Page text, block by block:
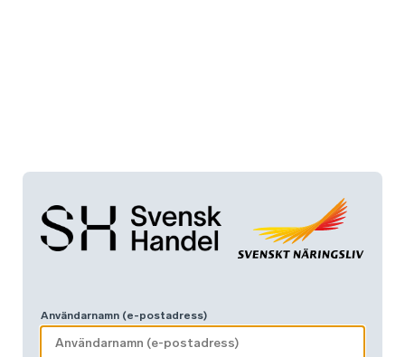
Användarnamn (e-postadress)